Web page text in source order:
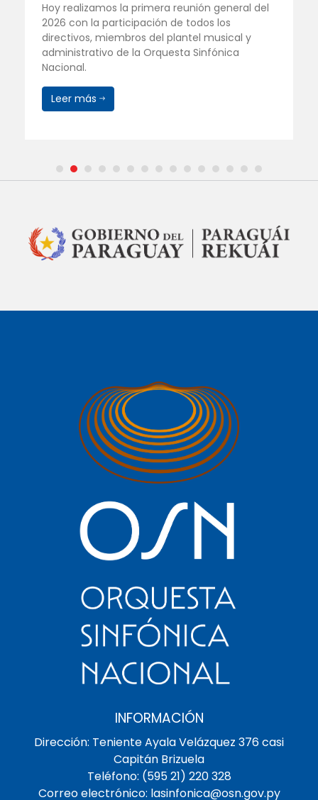
Hoy realizamos la primera reunión general del
2026 con la participación de todos los
directivos, miembros del plantel musical y
administrativo de la Orquesta Sinfónica
Nacional.
Leer más
INFORMACIÓN
Dirección: Teniente Ayala Velázquez 376 casi
Capitán Brizuela
Teléfono: (595 21) 220 328
Correo electrónico: lasinfonica@osn.gov.py